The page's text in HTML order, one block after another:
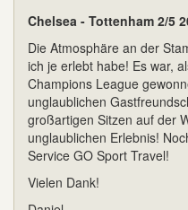
Chelsea - Tottenham 2/5
Die Atmosphäre an der
ich je erlebt habe! Es war,
Champions League
unglaublichen
großartigen Sitzen auf der
unglaublichen Erlebnis!
Service GO Sport Travel!
Vielen Dank!